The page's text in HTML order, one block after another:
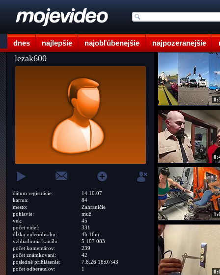
dnes najlepšie najobľúbenejšie najpozeranejšie
lezak600
dátum registrácie:
14.10.07
karma:
84
mesto:
Zahraničie
pohlavie:
muž
vek:
45
počet videí:
331
dĺžka videoobsahu:
4h 16m
vzhliadnutia kanálu:
5 107 083
počet komentárov:
239
počet známkovaní:
42
posledné prihlásenie:
7.8.26 18:07:43
počet odberateľov:
1